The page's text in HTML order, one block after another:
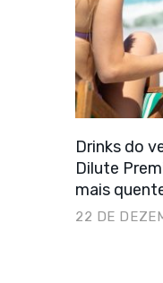
Drinks do
Dilute
mais
22 DE